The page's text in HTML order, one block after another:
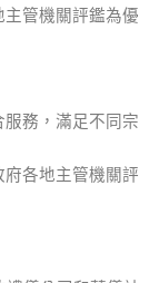
管機關評鑑為優
務，滿足不同宗
各地主管機關評